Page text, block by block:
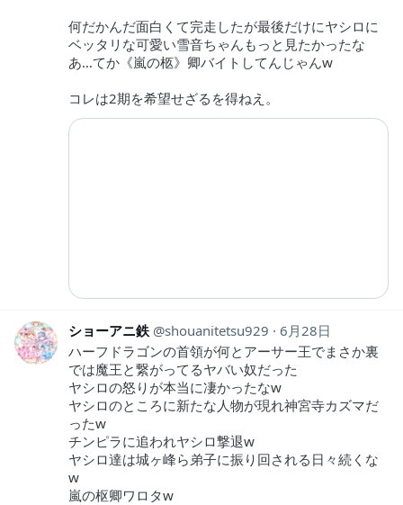
何だかんだ面白くて完走したが最後だけにヤシロに
ベッタリな可愛い雪音ちゃんもっと見たかったな
あ…てか《嵐の柩》卿バイトしてんじゃんw
コレは2期を希望せざるを得ねえ。
ショーアニ鉄 shouanitetsu929
6月28日
ハーフドラゴンの首領が何とアーサー王でまさか裏
では魔王と繋がってるヤバい奴だった
ヤシロの怒りが本当に凄かったなw
ヤシロのところに新たな人物が現れ神宮寺カズマだ
ったw
チンピラに追われヤシロ撃退w
ヤシロ達は城ヶ峰ら弟子に振り回される日々続くな
w
嵐の枢卿ワロタw